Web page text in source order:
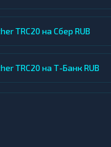
TRC20 на Сбер RUB
TRC20 на Т-Банк RUB